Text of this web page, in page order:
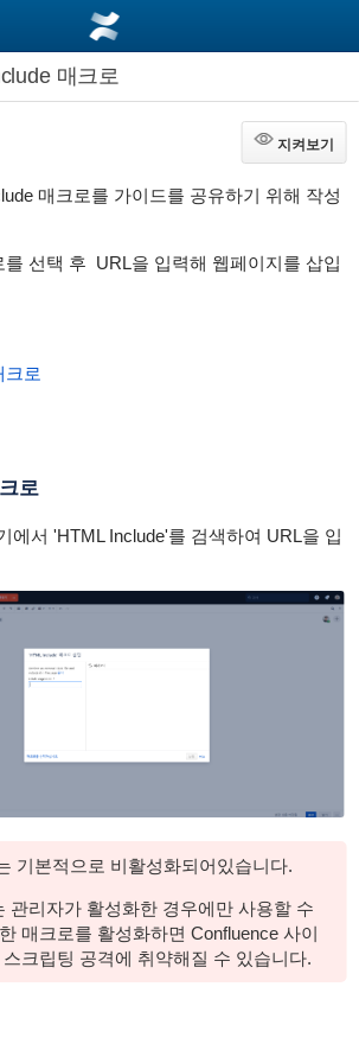
매크로
지켜보기
지켜보기
매크로를 가이드를 공유하기 위해 작성
를 선택 후 URL을 입력해 웹페이지를 삽입
크로
로
에서 'HTML Include'를 검색하여 URL을 입
기본적으로 비활성화되어있습니다.
관리자가 활성화한 경우에만 사용할 수
매크로를 활성화하면 Confluence 사이
크립팅 공격에 취약해질 수 있습니다.